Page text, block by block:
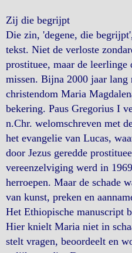
Zij die begrijpt
Die zin, 'degene, die
tekst. Niet de verloste
prostituee, maar de
missen. Bijna 2000 jaar lang
christendom Maria
bekering. Paus Gregorius I
n.Chr. welomschreven met
het evangelie van Lucas,
door Jezus geredde
vereenzelviging werd in
herroepen. Maar de schade
van kunst, preken en
Het Ethiopische manuscript
Hier knielt Maria niet in
stelt vragen, beoordeelt en